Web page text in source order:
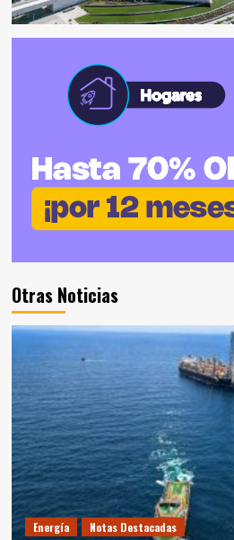
Otras Noticias
Energía Notas Destacadas